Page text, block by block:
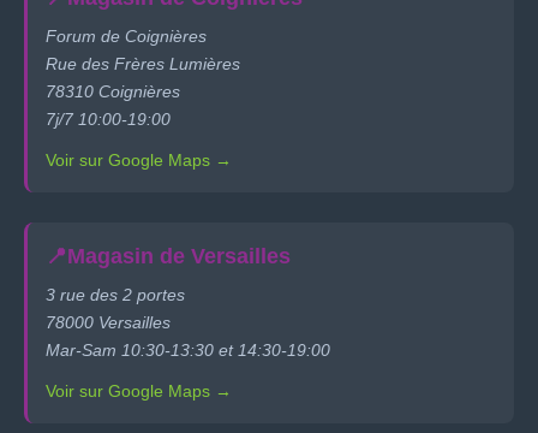
Forum de Coignières
Rue des Frères Lumières
78310 Coignières
7j/7 10:00-19:00
Voir sur Google Maps →
📍Magasin de Versailles
3 rue des 2 portes
78000 Versailles
Mar-Sam 10:30-13:30 et 14:30-19:00
Voir sur Google Maps →